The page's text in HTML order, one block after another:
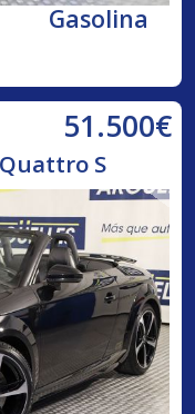
Gasolina
51.500€
S